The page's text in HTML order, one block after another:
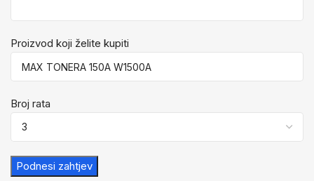
Proizvod koji želite kupiti
Broj rata